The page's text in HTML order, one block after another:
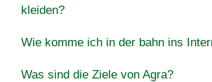
kleiden?
Wie komme ich in der bahn ins
Was sind die Ziele von Agra?